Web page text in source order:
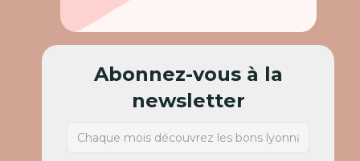
Abonnez-vous à la
newsletter